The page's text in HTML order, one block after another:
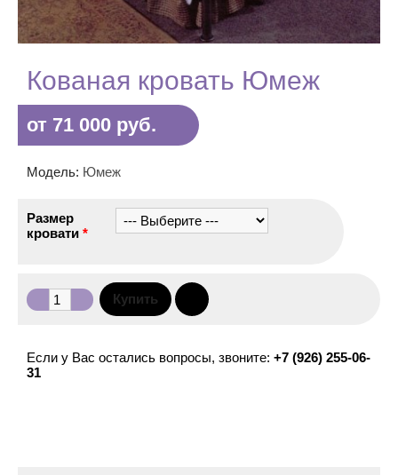
Кованая кровать Юмеж
от 71 000 руб.
Модель: Юмеж
Размер
кровати *
Если у Вас остались вопросы, звоните: +7 (926) 255-06-
31